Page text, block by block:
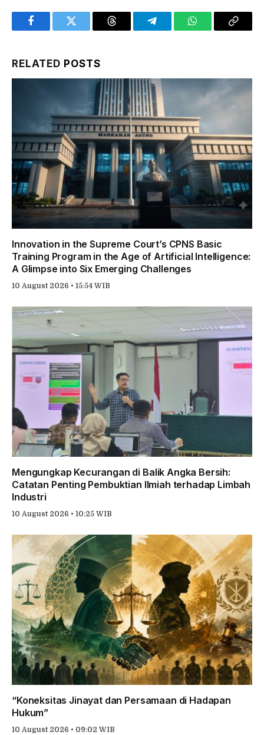
FacebookTwitter Threads TelegramWhatsAppCopy
RELATED POSTS
Innovation in the Supreme Court’s CPNS Basic
Training Program in the Age of Artificial Intelligence:
A Glimpse into Six Emerging Challenges
10 August 2026 • 15:54 WIB
Mengungkap Kecurangan di Balik Angka Bersih:
Catatan Penting Pembuktian Ilmiah terhadap Limbah
Industri
10 August 2026 • 10:25 WIB
“Koneksitas Jinayat dan Persamaan di Hadapan
Hukum”
10 August 2026 • 09:02 WIB